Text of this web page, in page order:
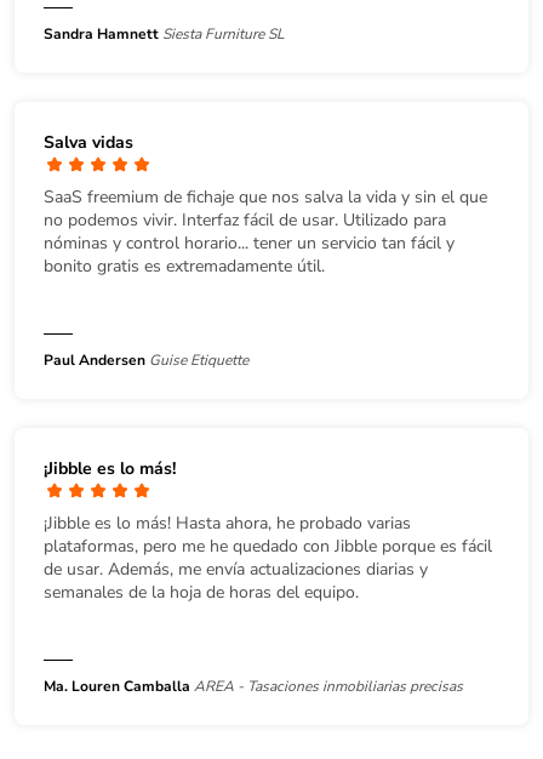
Sandra Hamnett Siesta Furniture SL
Salva vidas
SaaS freemium de fichaje que nos salva la vida y sin el que
no podemos vivir. Interfaz fácil de usar. Utilizado para
nóminas y control horario... tener un servicio tan fácil y
bonito gratis es extremadamente útil.
Paul Andersen Guise Etiquette
¡Jibble es lo más!
¡Jibble es lo más! Hasta ahora, he probado varias
plataformas, pero me he quedado con Jibble porque es fácil
de usar. Además, me envía actualizaciones diarias y
semanales de la hoja de horas del equipo.
Ma. Louren Camballa AREA - Tasaciones inmobiliarias precisas